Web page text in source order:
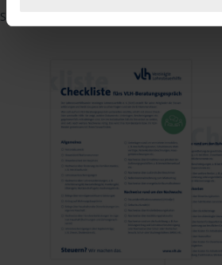
Sie auf den Pfeil neben der Sprache